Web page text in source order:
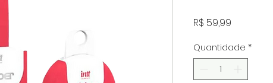
R$ 59,99
Quantidade *